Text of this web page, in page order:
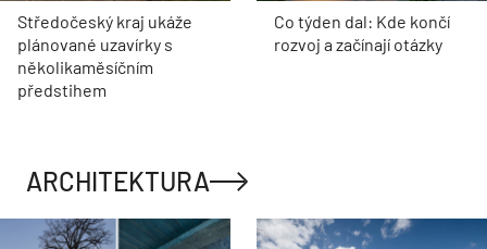
Středočeský kraj ukáže
plánované uzavírky s
několikaměsíčním
předstihem
Co týden dal: Kde končí
rozvoj a začínají otázky
ARCHITEKTURA